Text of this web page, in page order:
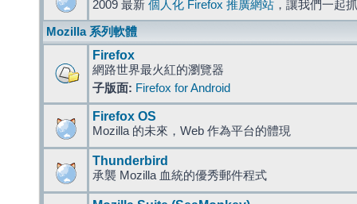
2009 最新 個人化 Firefox 推廣網站 ，讓我們一起
Mozilla 系列軟體
Firefox
網路世界最火紅的瀏覽器
子版面: Firefox for Android
Firefox OS
Mozilla 的未來，Web 作為平台的體現
Thunderbird
承襲 Mozilla 血統的優秀郵件程式